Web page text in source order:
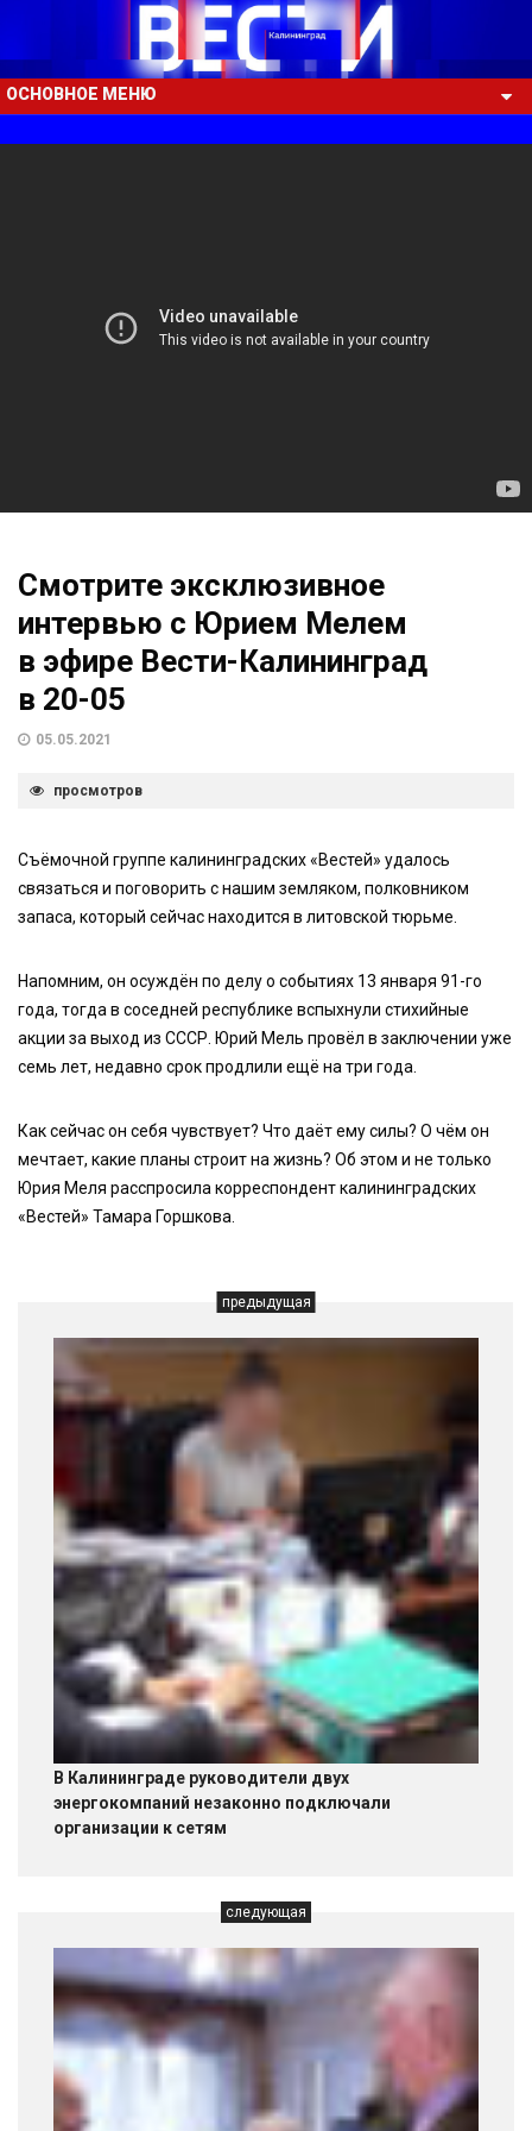
ОСНОВНОЕ МЕНЮ
Смотрите эксклюзивное
интервью с Юрием Мелем
в эфире Вести-Калининград
в 20-05
05.05.2021
просмотров
Съёмочной группе калининградских «Вестей» удалось
связаться и поговорить с нашим земляком, полковником
запаса, который сейчас находится в литовской тюрьме.
Напомним, он осуждён по делу о событиях 13 января 91-го
года, тогда в соседней республике вспыхнули стихийные
акции за выход из СССР. Юрий Мель провёл в заключении уже
семь лет, недавно срок продлили ещё на три года.
Как сейчас он себя чувствует? Что даёт ему силы? О чём он
мечтает, какие планы строит на жизнь? Об этом и не только
Юрия Меля расспросила корреспондент калининградских
«Вестей» Тамара Горшкова.
предыдущая
В Калининграде руководители двух
энергокомпаний незаконно подключали
организации к сетям
следующая